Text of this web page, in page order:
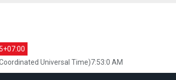
Universal Time)7:53:0 AM